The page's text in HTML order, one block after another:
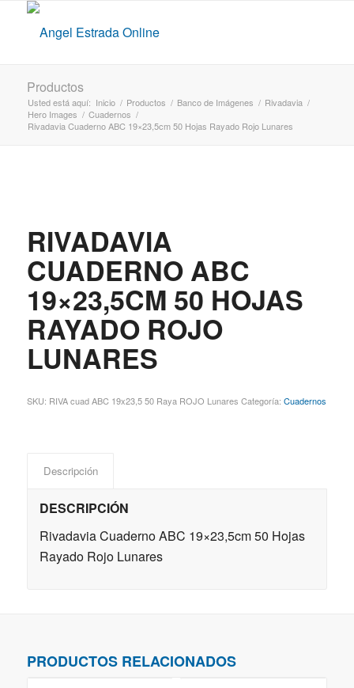
Productos
Usted está aquí: Inicio / Productos / Banco de Imágenes / Rivadavia /
Hero Images / Cuadernos /
Rivadavia Cuaderno ABC 19×23,5cm 50 Hojas Rayado Rojo Lunares
RIVADAVIA
CUADERNO ABC
19×23,5CM 50 HOJAS
RAYADO ROJO
LUNARES
SKU: RIVA cuad ABC 19x23,5 50 Raya ROJO Lunares Categoría: Cuadernos
Descripción
DESCRIPCIÓN
Rivadavia Cuaderno ABC 19×23,5cm 50 Hojas
Rayado Rojo Lunares
PRODUCTOS RELACIONADOS